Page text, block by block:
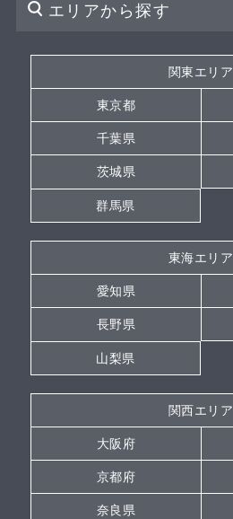
エリアから探す
関東エリア
東京都
千葉県
茨城県
群馬県
東海エリア
愛知県
長野県
山梨県
関西エリア
大阪府
京都府
奈良県